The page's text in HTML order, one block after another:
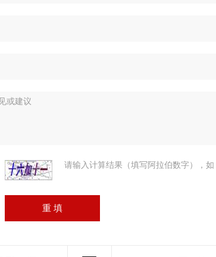
请输入计算结果（填写阿拉伯数字），